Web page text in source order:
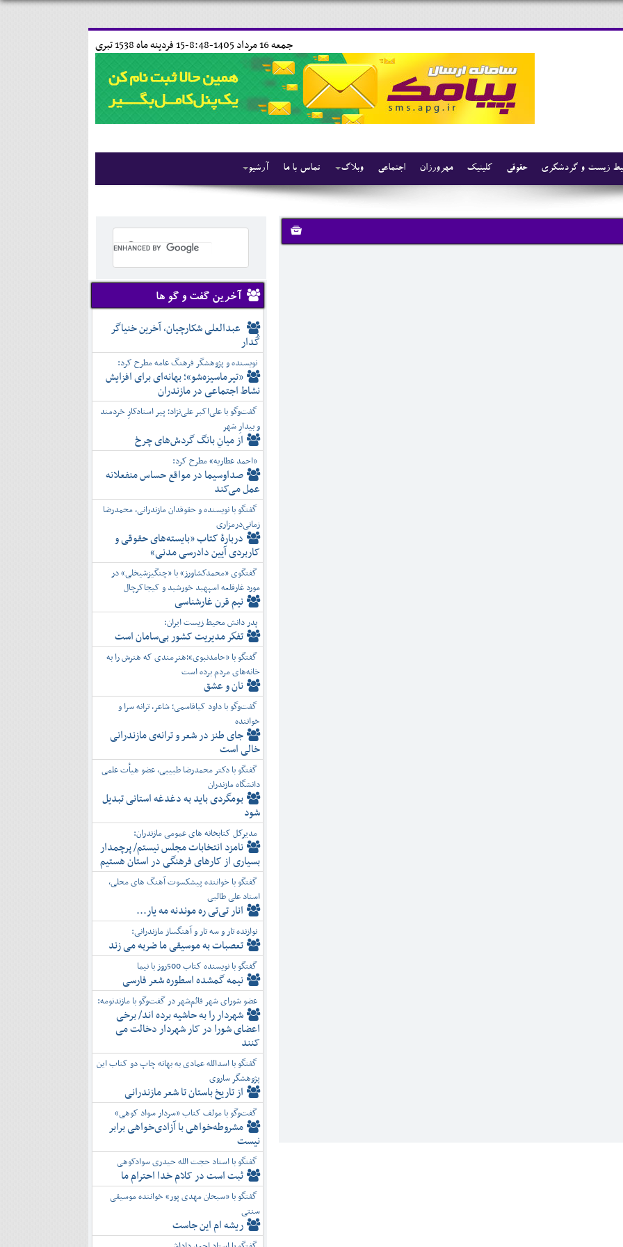
15 فردينه ماه 1538 تبری جمعه 16 مرداد 1405-8:48-
آرشیو تماس با ما وبلاگ اجتماعی مهرورزان کلینیک حقوقی زیست و گردشگری
آخرین گفت و گو ها
عبدالعلی شکارچیان، آخرین خنیاگر
گُدار
نویسنده و پژوهشگر فرهنگ عامه مطرح کرد:
«تیرماسیزه‌شو»؛ بهانه‌ای برای افزایش
نشاط اجتماعی در مازندران
گفت‌وگو با علی‌اکبر علی‌نژاد؛ پیر استادکارِ خردمند
و بیدارِ شهر
از میانِ بانگ گردش‌های چرخ
«احمد عطاریه» مطرح کرد:
صداوسیما در مواقع حساس منفعلانه
عمل می‌کند
گفتگو با نویسنده و حقوقدان مازندرانی، محمدرضا
زمانی‌درمزاری
دربارۀ کتاب ”بایسته‌های حقوقی و
کاربردی آیین دادرسی مدنی»
گفتگوی «محمدکشاورز» با «چنگیزشیخلی» در
مورد غارقلعه اسپهبد خورشید و کیجاکرچال
نیم قرن غارشناسی
پدر دانش محیط زیست ایران:
تفكر مديريت کشور بی‌سامان است
گفتگو با «حامدنبوی»؛هنرمندی که هنرش را به
خانه‌های مردم برده است
نان و عشق
گفت‌وگو با داود کیاقاسمی؛ شاعر، ترانه سرا و
خواننده
جای طنز در شعر و ترانه‌ی مازندرانی
خالی است
گفتگو با دکتر محمدرضا طبیبی، عضو هیأت علمی
دانشگاه مازندران
بومگردی باید به دغدغه استانی تبدیل
شود
مدیرکل کتابخانه های عمومی مازندران:
نامزد انتخابات مجلس نیستم/ پرچمدار
بسیاری از کارهای فرهنگی در استان هستیم
گفتگو با خواننده پیشکسوت آهنگ های محلی،
استاد علی طالبی
انار تی‌تی ره موندنه مه یار...
نوازنده تار و سه تار و آهنگساز مازندرانی:
تعصبات به موسیقی ما ضربه می زند
گفتگو با نویسنده کتاب 500روز با نیما
نیمه گمشده اسطوره شعر فارسی
عضو شورای شهر قائم‌شهر در گفت‌و‌گو با مازندنومه:
شهردار را به حاشیه برده اند/ برخی
اعضای شورا در کار شهردار دخالت می
کنند
گفتگو با اسدالله عمادی به بهانه چاپ دو کتاب این
پژوهشگر ساروی
از تاریخ باستان تا شعر مازندرانی
گفت‌وگو با مولف کتاب «سردار سواد کوهی»
مشروطه‌خواهی با آزادی‌خواهی برابر
نیست
گفتگو با استاد حجت الله حیدری سوادکوهی
ثبت است در کلام خدا احترام ما
گفتگو با «سبحان مهدی پور» خواننده موسیقی
سنتی
ریشه ام این جاست